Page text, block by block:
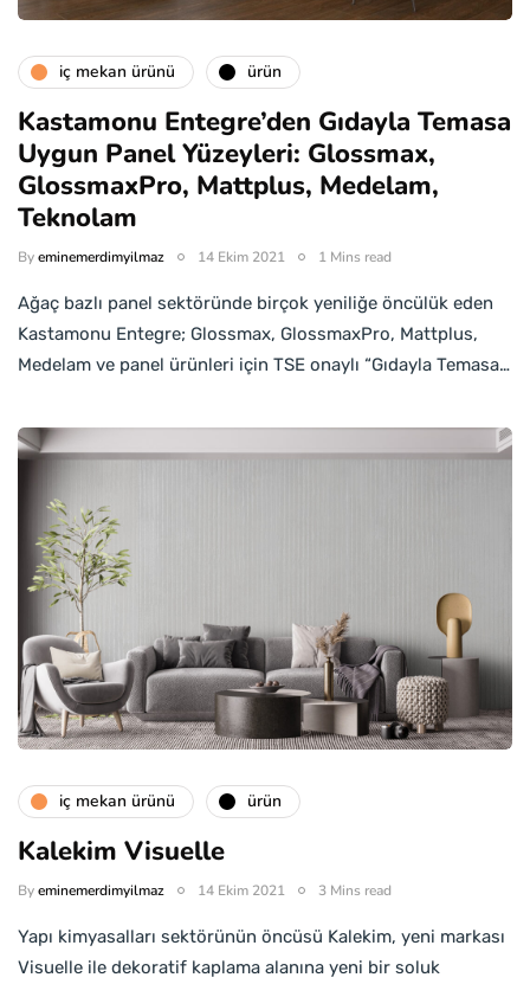
i̇ç mekan ürünü ürün
Kastamonu Entegre’den Gıdayla Temasa
Uygun Panel Yüzeyleri: Glossmax,
GlossmaxPro, Mattplus, Medelam,
Teknolam
Byeminemerdimyilmaz 14 Ekim 2021 1 Mins read
Ağaç bazlı panel sektöründe birçok yeniliğe öncülük eden
Kastamonu Entegre; Glossmax, GlossmaxPro, Mattplus,
Medelam ve panel ürünleri için TSE onaylı “Gıdayla Temasa…
i̇ç mekan ürünü ürün
Kalekim Visuelle
Byeminemerdimyilmaz 14 Ekim 2021 3 Mins read
Yapı kimyasalları sektörünün öncüsü Kalekim, yeni markası
Visuelle ile dekoratif kaplama alanına yeni bir soluk